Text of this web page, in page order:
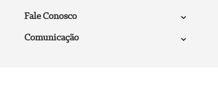
Fale Conosco
Comunicação